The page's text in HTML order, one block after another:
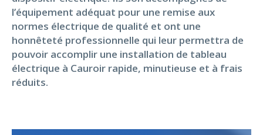
l’équipement adéquat pour une remise aux
normes électrique de qualité et ont une
honnêteté professionnelle qui leur permettra de
pouvoir accomplir une installation de tableau
électrique à Cauroir rapide, minutieuse et à frais
réduits.